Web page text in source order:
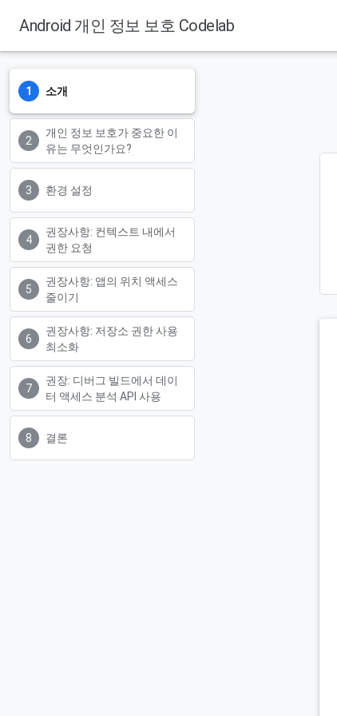
Android 개인 정보 보호 Codelab
소개
개인 정보 보호가 중요한 이
유는 무엇인가요?
환경 설정
권장사항: 컨텍스트 내에서
권한 요청
권장사항: 앱의 위치 액세스
줄이기
권장사항: 저장소 권한 사용
최소화
권장: 디버그 빌드에서 데이
터 액세스 분석 API 사용
결론